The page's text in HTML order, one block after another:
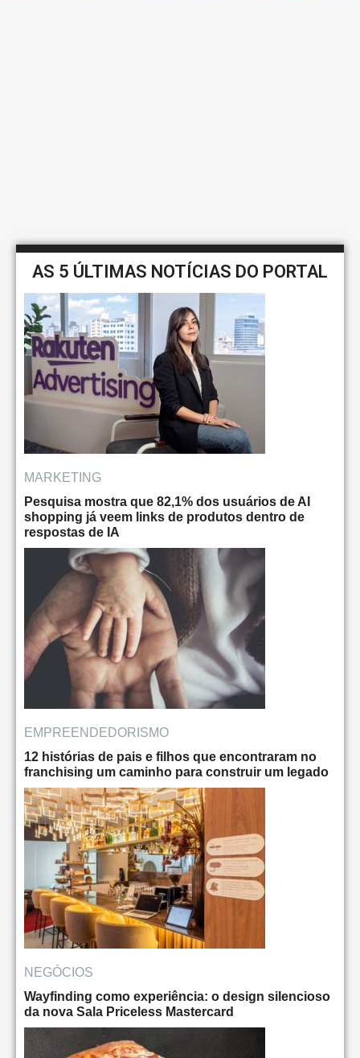
AS 5 ÚLTIMAS NOTÍCIAS DO PORTAL
MARKETING
Pesquisa mostra que 82,1% dos usuários de AI
shopping já veem links de produtos dentro de
respostas de IA
EMPREENDEDORISMO
12 histórias de pais e filhos que encontraram no
franchising um caminho para construir um legado
NEGÓCIOS
Wayfinding como experiência: o design silencioso
da nova Sala Priceless Mastercard